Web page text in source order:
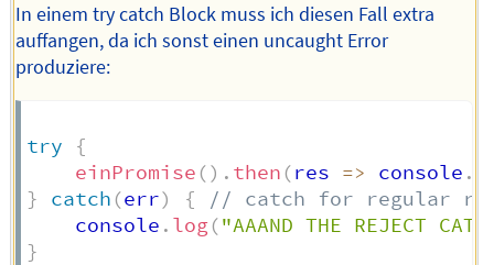
In einem try catch Block muss ich diesen Fall extra
auffangen, da ich sonst einen uncaught Error
produziere:
try
{
einPromise () . then (res => console .
}
catch (err) {
// catch for regular
	console
. log("AAAND THE REJECT
}